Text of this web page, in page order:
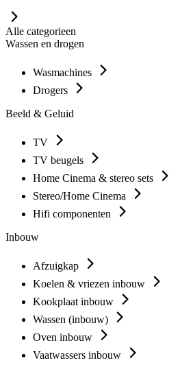
Alle categorieen
Wassen en drogen
Wasmachines
Drogers
Beeld & Geluid
TV
TV beugels
Home Cinema & stereo sets
Stereo/Home Cinema
Hifi componenten
Inbouw
Afzuigkap
Koelen & vriezen inbouw
Kookplaat inbouw
Wassen (inbouw)
Oven inbouw
Vaatwassers inbouw